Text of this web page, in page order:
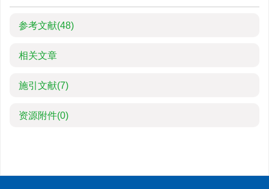
参考文献(48)
相关文章
施引文献(7)
资源附件(0)